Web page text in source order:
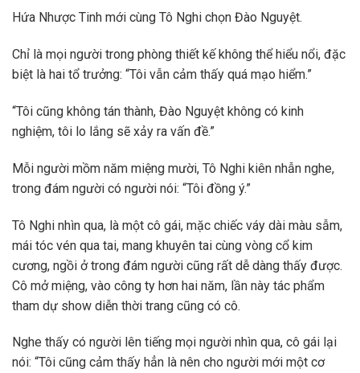
Hứa Nhược Tinh mới cùng Tô Nghi chọn Đào Nguyệt.
Chỉ là mọi người trong phòng thiết kế không thể hiểu nổi, đặc
biệt là hai tổ trưởng: “Tôi vẫn cảm thấy quá mạo hiểm.”
“Tôi cũng không tán thành, Đào Nguyệt không có kinh
nghiệm, tôi lo lắng sẽ xảy ra vấn đề.”
Mỗi người mồm năm miệng mười, Tô Nghi kiên nhẫn nghe,
trong đám người có người nói: “Tôi đồng ý.”
Tô Nghi nhìn qua, là một cô gái, mặc chiếc váy dài màu sẫm,
mái tóc vén qua tai, mang khuyên tai cùng vòng cổ kim
cương, ngồi ở trong đám người cũng rất dễ dàng thấy được.
Cô mở miệng, vào công ty hơn hai năm, lần này tác phẩm
tham dự show diễn thời trang cũng có cô.
Nghe thấy có người lên tiếng mọi người nhìn qua, cô gái lại
nói: “Tôi cũng cảm thấy hẳn là nên cho người mới một cơ